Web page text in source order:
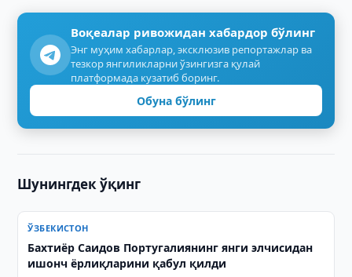
Воқеалар ривожидан хабардор бўлинг
Энг муҳим хабарлар, эксклюзив репортажлар ва
тезкор янгиликларни ўзингизга қулай
платформада кузатиб боринг.
Обуна бўлинг
Шунингдек ўқинг
ЎЗБЕКИСТОН
Бахтиёр Саидов Португалиянинг янги элчисидан
ишонч ёрлиқларини қабул қилди